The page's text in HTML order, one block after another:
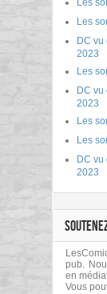
Les
Les
DC vu
2023
Les
DC vu
2023
Les
Les
DC vu
2023
pub.
en
Vous